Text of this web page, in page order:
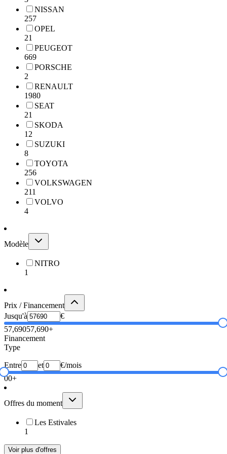
NISSAN
257
OPEL
21
PEUGEOT
669
PORSCHE
2
RENAULT
1980
SEAT
21
SKODA
12
SUZUKI
8
TOYOTA
256
VOLKSWAGEN
211
VOLVO
4
Modèle
NITRO
1
Prix / Financement
Jusqu'à
€
57,69057,690+
Financement
Type
Entre et
€/mois
00+
Offres du moment
Les Estivales
1
Voir plus d'offres